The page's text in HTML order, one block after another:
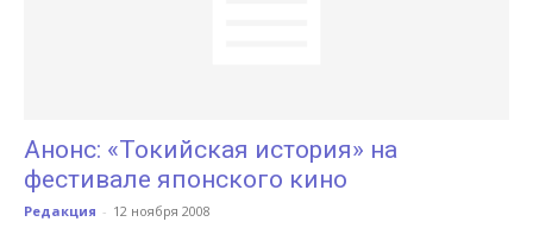
Анонс: «Токийская история» на
фестивале японского кино
Редакция - 12 ноября 2008